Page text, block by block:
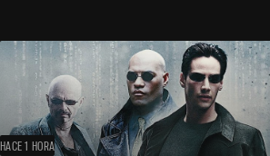
HACE 1 HORA